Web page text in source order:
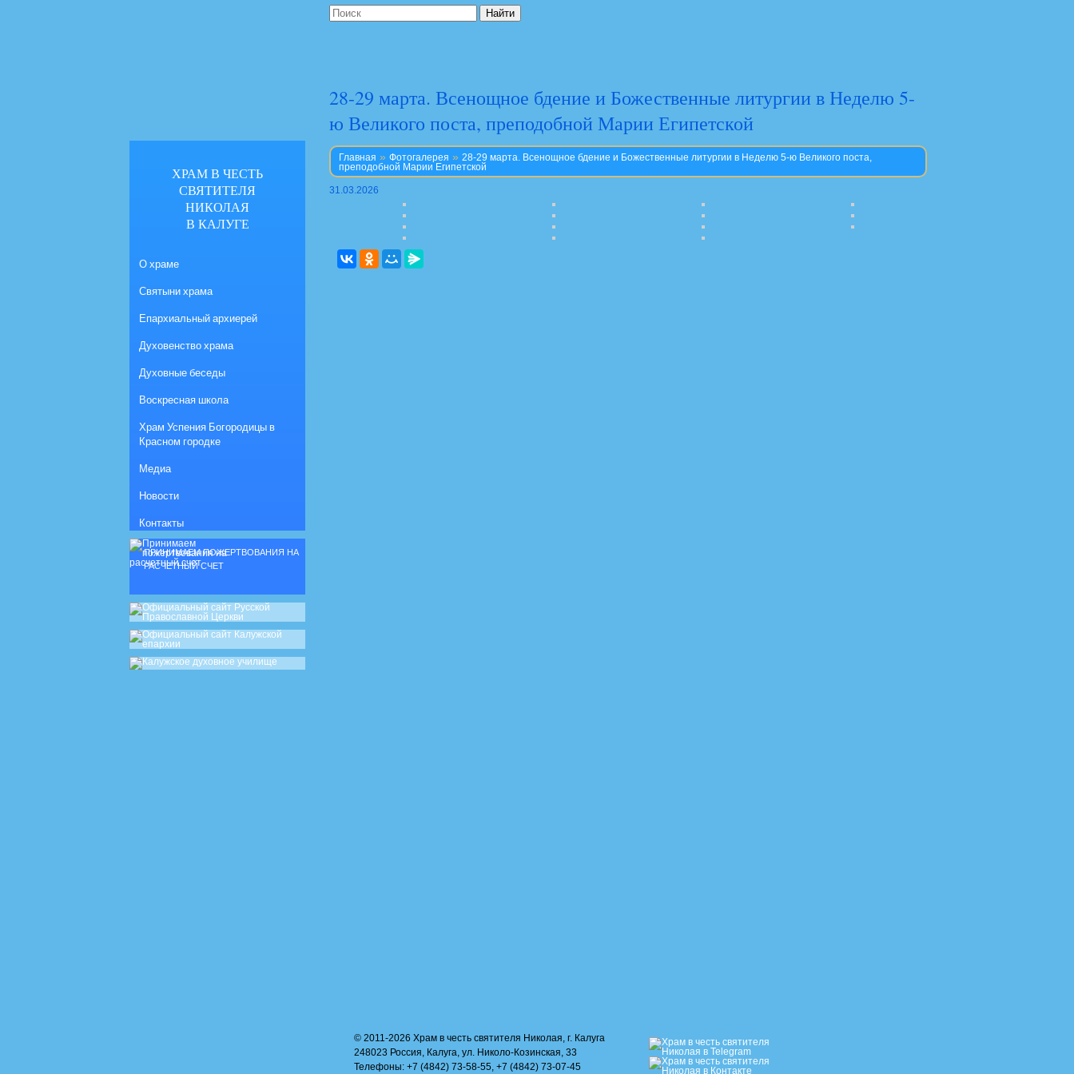
28-29 марта. Всенощное бдение и Божественные литургии в Неделю 5-
ю Великого поста, преподобной Марии Египетской
Главная » Фотогалерея » 28-29 марта. Всенощное бдение и Божественные литургии в Неделю 5-ю Великого поста,
преподобной Марии Египетской
31.03.2026
ХРАМ В ЧЕСТЬ
СВЯТИТЕЛЯ
НИКОЛАЯ
В КАЛУГЕ
О храме
Святыни храма
Епархиальный архиерей
Духовенство храма
Духовные беседы
Воскресная школа
Храм Успения Богородицы в
Красном городке
Медиа
Новости
Контакты
ПРИНИМАЕМ ПОЖЕРТВОВАНИЯ НА
РАСЧЕТНЫЙ СЧЕТ
© 2011-2026 Храм в честь святителя Николая, г. Калуга
248023 Россия, Калуга, ул. Николо-Козинская, 33
Телефоны: +7 (4842) 73-58-55, +7 (4842) 73-07-45